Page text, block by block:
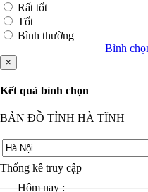
Rất tốt
Tốt
Bình thường
Bình
×
Kết quả bình chọn
BẢN ĐỒ TỈNH HÀ TĨNH
Thống kê truy cập
Hôm nay :